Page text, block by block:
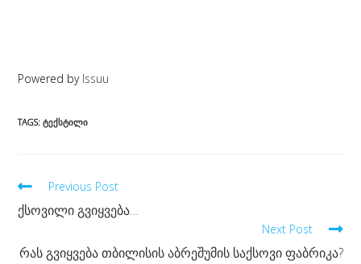
Powered by Issuu
TAGS:ᲢᲔᲥᲡᲢᲘᲚᲘ
Read
more
Previous Post
ქსოვილი გვიყვება…
Next Post
რას გვიყვება თბილისის აბრეშუმის საქსოვი ფაბრიკა?